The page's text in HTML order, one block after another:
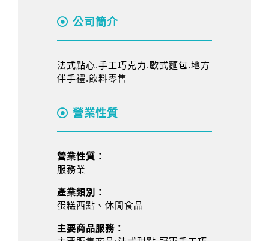
公司簡介
法式點心.手工巧克力.歐式麵包.地方
伴手禮.飲料零售
營業性質
營業性質：
服務業
產業類別：
蛋糕西點、休閒食品
主要商品服務：